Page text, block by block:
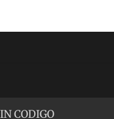
CODIGO